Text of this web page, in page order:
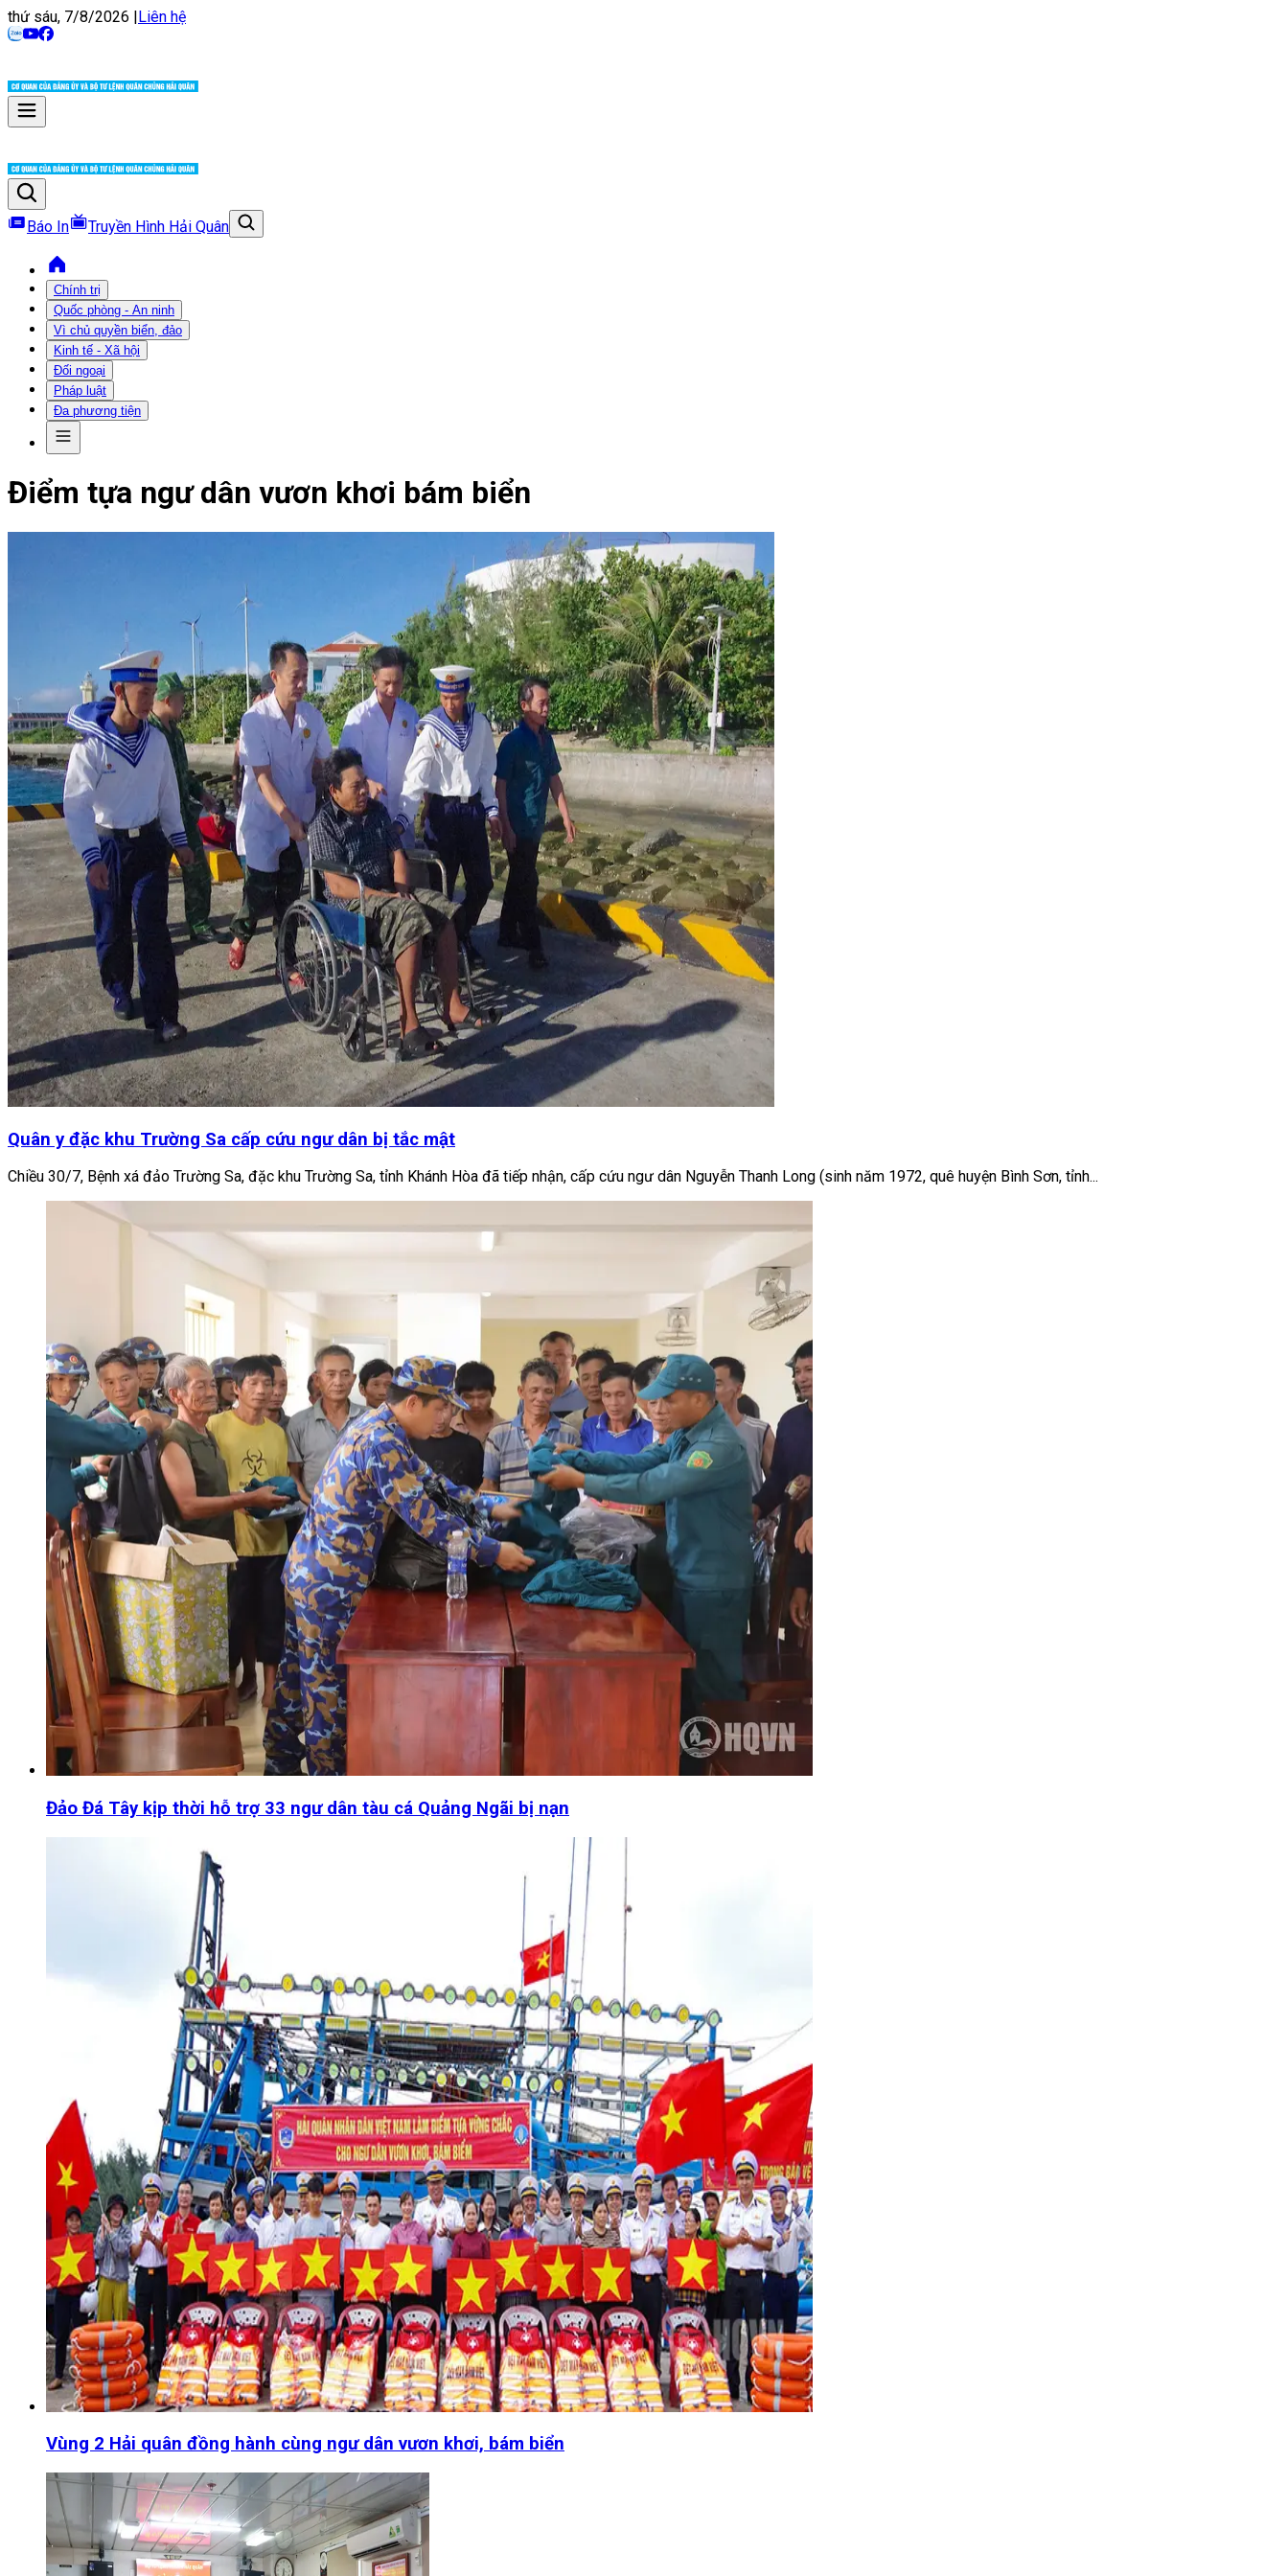
thứ sáu, 7/8/2026 |Liên hệ
Báo In Truyền Hình Hải Quân
Chính trị
Quốc phòng - An ninh
Vì chủ quyền biển, đảo
Kinh tế - Xã hội
Đối ngoại
Pháp luật
Đa phương tiện
Điểm tựa ngư dân vươn khơi bám biển
Quân y đặc khu Trường Sa cấp cứu ngư dân bị tắc mật
Chiều 30/7, Bệnh xá đảo Trường Sa, đặc khu Trường Sa, tỉnh Khánh Hòa đã tiếp nhận, cấp cứu ngư dân Nguyễn Thanh Long (sinh năm 1972, quê huyện Bình Sơn, tỉnh...
Đảo Đá Tây kịp thời hỗ trợ 33 ngư dân tàu cá Quảng Ngãi bị nạn
Vùng 2 Hải quân đồng hành cùng ngư dân vươn khơi, bám biển